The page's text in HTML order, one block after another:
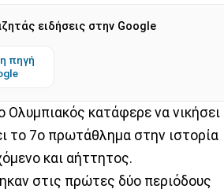
ειδήσεις στην Google
πηγή
Ολυμπιακός κατάφερε να νικήσει
το 7ο πρωτάθλημα στην ιστορία
και αήττητος.
στις πρώτες δύο περιόδους